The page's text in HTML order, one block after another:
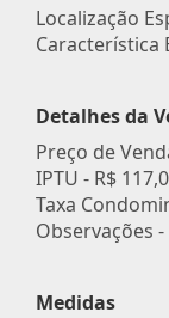
Localização
Característica
Detalhes da
Preço de
IPTU - R$
Taxa
Observações
Medidas